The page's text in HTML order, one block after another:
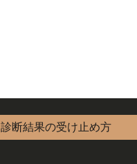
診断結果の受け止め方